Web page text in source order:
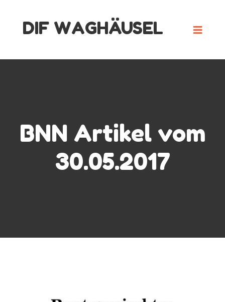
DIF WAGHÄUSEL
BNN Artikel vom
30.05.2017